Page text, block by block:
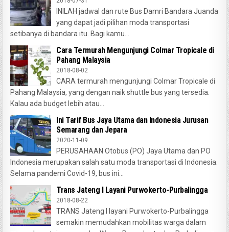
INILAH jadwal dan rute Bus Damri Bandara Juanda
yang dapat jadi pilihan moda transportasi
setibanya di bandara itu. Bagi kamu...
Cara Termurah Mengunjungi Colmar Tropicale di
Pahang Malaysia
2018-08-02
CARA termurah mengunjungi Colmar Tropicale di
Pahang Malaysia, yang dengan naik shuttle bus yang tersedia.
Kalau ada budget lebih atau...
Ini Tarif Bus Jaya Utama dan Indonesia Jurusan
Semarang dan Jepara
2020-11-09
PERUSAHAAN Otobus (PO) Jaya Utama dan PO
Indonesia merupakan salah satu moda transportasi di Indonesia.
Selama pandemi Covid-19, bus ini...
Trans Jateng I Layani Purwokerto-Purbalingga
2018-08-22
TRANS Jateng I layani Purwokerto-Purbalingga
semakin memudahkan mobilitas warga dalam